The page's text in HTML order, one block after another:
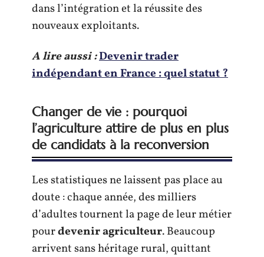
dans l’intégration et la réussite des
nouveaux exploitants.
A lire aussi :Devenir trader
indépendant en France : quel statut ?
Changer de vie : pourquoi
l’agriculture attire de plus en plus
de candidats à la reconversion
Les statistiques ne laissent pas place au
doute : chaque année, des milliers
d’adultes tournent la page de leur métier
pourdevenir agriculteur. Beaucoup
arrivent sans héritage rural, quittant